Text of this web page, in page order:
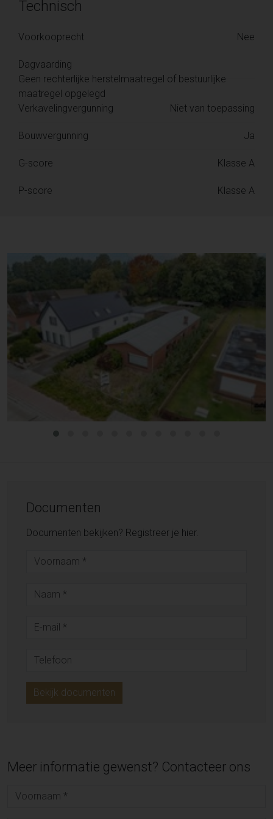
Technisch
Voorkooprecht Nee
Dagvaarding
Geen rechterlijke herstelmaatregel of bestuurlijke
maatregel opgelegd
Verkavelingvergunning
Niet van toepassing
Bouwvergunning Ja
G-score Klasse A
P-score Klasse A
Documenten
Documenten bekijken? Registreer je hier.
Bekijk documenten
Meer informatie gewenst? Contacteer ons